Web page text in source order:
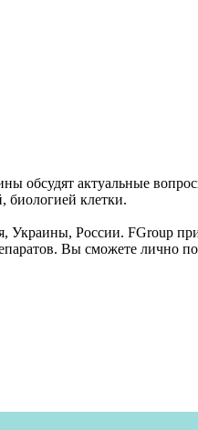
актуальные
биологией клетки.
России. FGroup
Вы сможете лично